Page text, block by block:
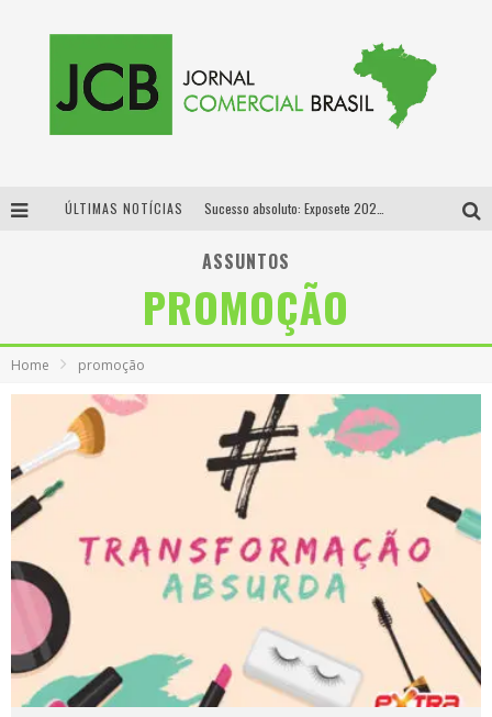
ÚLTIMAS NOTÍCIAS
Proibida anuncia retorno da Puro Malte Extra e consolida trajetória de democratização cervejeira no Brasil
ASSUNTOS
PROMOÇÃO
Home promoção